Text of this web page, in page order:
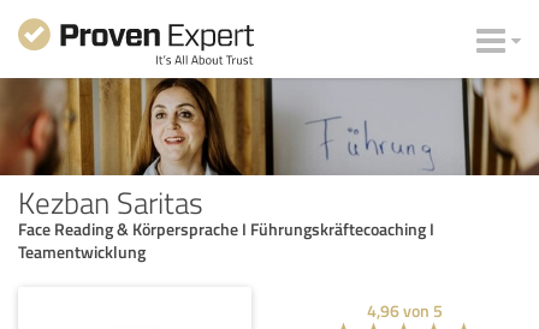
Kezban Saritas
Face Reading & Körpersprache I Führungskräftecoaching I
Teamentwicklung
4,96von 5